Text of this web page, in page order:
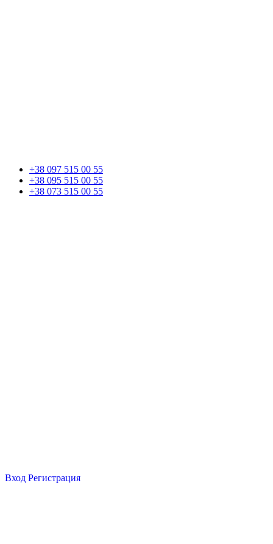
+38 097 515 00 55
+38 095 515 00 55
+38 073 515 00 55
Вход Регистрация